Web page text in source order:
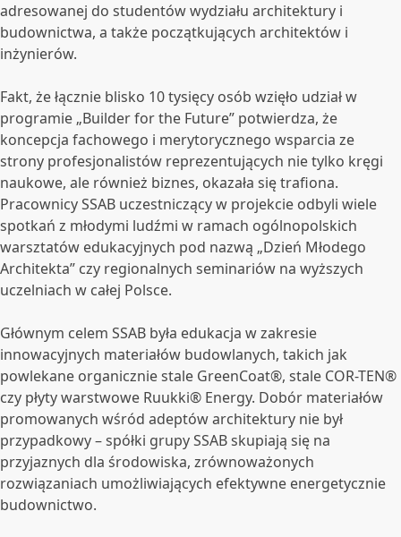
adresowanej do studentów wydziału architektury i
budownictwa, a także początkujących architektów i
inżynierów.
Fakt, że łącznie blisko 10 tysięcy osób wzięło udział w
programie „Builder for the Future” potwierdza, że
koncepcja fachowego i merytorycznego wsparcia ze
strony profesjonalistów reprezentujących nie tylko kręgi
naukowe, ale również biznes, okazała się trafiona.
Pracownicy SSAB uczestniczący w projekcie odbyli wiele
spotkań z młodymi ludźmi w ramach ogólnopolskich
warsztatów edukacyjnych pod nazwą „Dzień Młodego
Architekta” czy regionalnych seminariów na wyższych
uczelniach w całej Polsce.
Głównym celem SSAB była edukacja w zakresie
innowacyjnych materiałów budowlanych, takich jak
powlekane organicznie stale GreenCoat®, stale COR-TEN®
czy płyty warstwowe Ruukki® Energy. Dobór materiałów
promowanych wśród adeptów architektury nie był
przypadkowy – spółki grupy SSAB skupiają się na
przyjaznych dla środowiska, zrównoważonych
rozwiązaniach umożliwiających efektywne energetycznie
budownictwo.